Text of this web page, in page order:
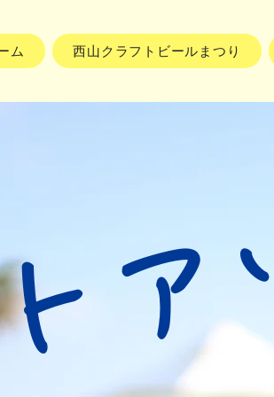
ム 西山クラフトビールまつり
ア